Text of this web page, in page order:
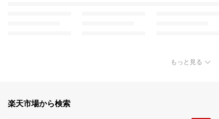
もっと見る
楽天市場から検索